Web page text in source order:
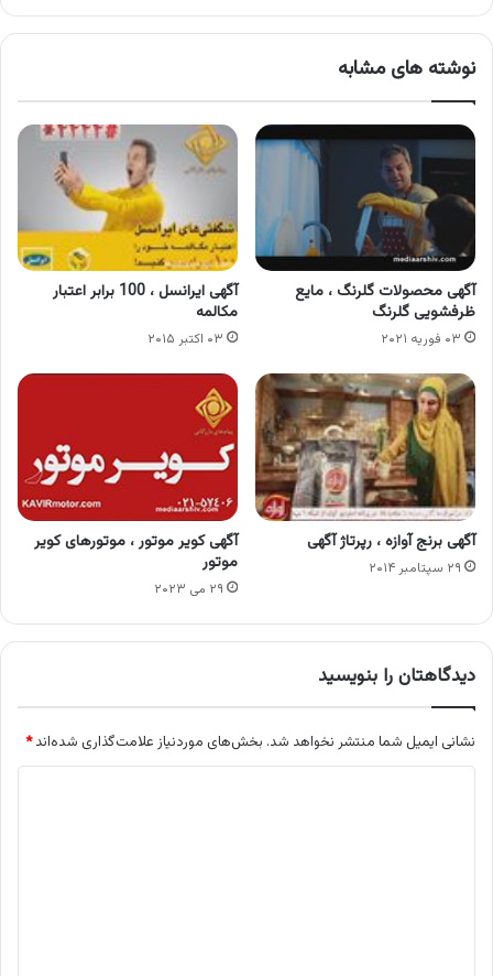
نوشته های مشابه
آگهی محصولات گلرنگ ، مایع
ظرفشویی گلرنگ
۰۳ فوریه ۲۰۲۱
آگهی ایرانسل ، 100 برابر اعتبار
مکالمه
۰۳ اکتبر ۲۰۱۵
آگهی برنج آوازه ، رپرتاژ آگهی
۲۹ سپتامبر ۲۰۱۴
آگهی کویر موتور ، موتورهای کویر
موتور
۲۹ می ۲۰۲۳
دیدگاهتان را بنویسید
نشانی ایمیل شما منتشر نخواهد شد. بخش‌های موردنیاز علامت‌گذاری شده‌اند*